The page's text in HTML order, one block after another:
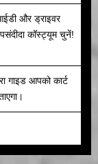
और ड्राइवर
कॉस्ट्यूम चुनें!
गाइड आपको कार्ट